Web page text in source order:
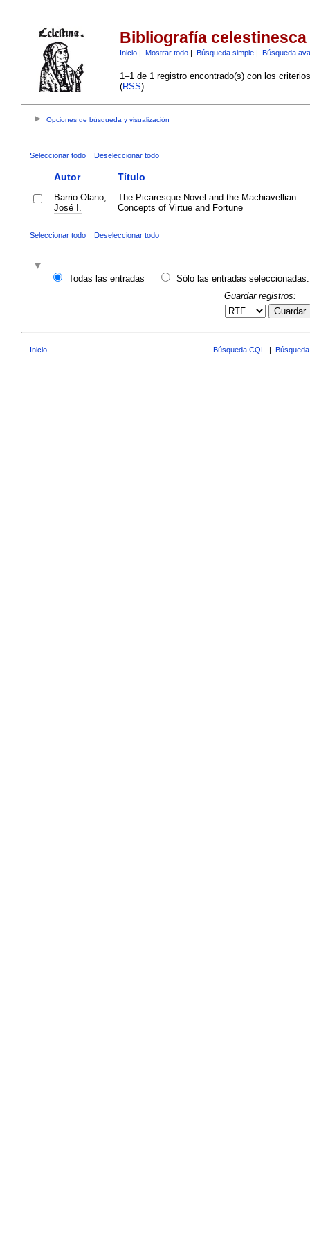
Bibliografía celestinesca
Inicio| Mostrar todo| Búsqueda simple| Búsqueda
1–1 de 1 registro encontrado(s) con los
(RSS):
Opciones de búsqueda y visualización
Seleccionar todo Deseleccionar todo
Autor Título
Barrio Olano,
José I.
The Picaresque Novel and the Machiavellian
Concepts of Virtue and Fortune
Seleccionar todo Deseleccionar todo
Todas las entradas
Sólo las entradas seleccionadas:
Guardar registros:
Guardar
Inicio Búsqueda CQL